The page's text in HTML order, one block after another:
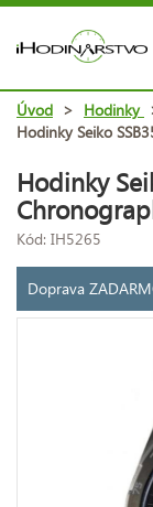
Úvod > Hodinky
Hodinky Seiko
Hodinky
Kód: IH5265
Doprava